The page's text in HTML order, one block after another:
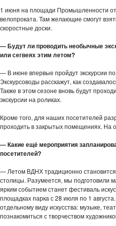
1 июня на площади Промышленности
велопроката. Там желающие смогут
скоростные доски.
— Будут ли проводить необычные
или сегвеях этим летом?
— В июне впервые пройдут экскурсии
Экскурсоводы расскажут, как
Также в этом сезоне вновь будут
экскурсии на роликах.
Кроме того, для наших посетителей
проходить в закрытых помещениях. На
— Какие ещё мероприятия
посетителей?
— Летом ВДНХ традиционно
столицы. Разумеется, мы подготовили
ярким событием станет фестиваль
площадках парка с 28 июля по 1
отдельному виду искусства: музыке,
познакомиться с творчеством